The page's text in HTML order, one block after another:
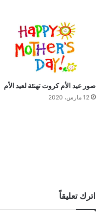
صور عيد الأم كروت تهنئة لعيد الأم
12 مارس، 2020
اترك تعليقاً